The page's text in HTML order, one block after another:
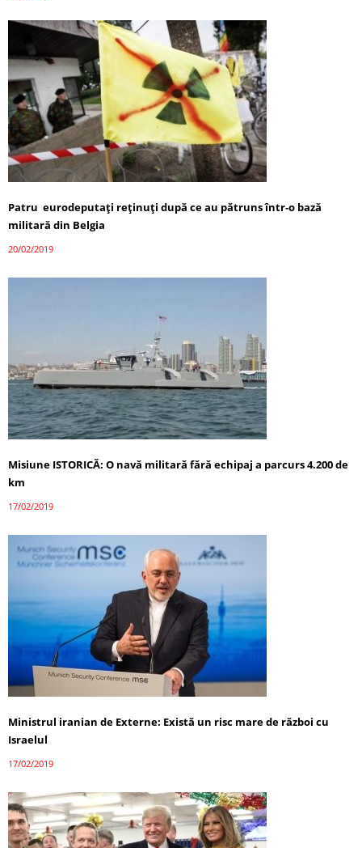
Patru eurodeputaţi reţinuţi după ce au pătruns într-o bază
militară din Belgia
20/02/2019
Misiune ISTORICĂ: O navă militară fără echipaj a parcurs 4.200 de
km
17/02/2019
Ministrul iranian de Externe: Există un risc mare de război cu
Israelul
17/02/2019